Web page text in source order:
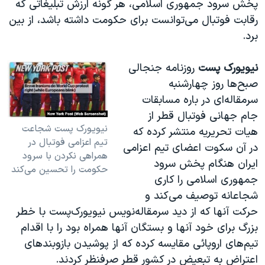
پخش سرود جمهوری اسلامی، هر گونه ارزش تبلیغاتی که
رقابت فوتبال می‌توانست برای حکومت داشته باشد، از بین
برد.
نیویورک پست شجاعت
تیم اعزامی فوتبال در
همراهی نکردن با سرود
حکومت را تحسین می‌کند
نیویورک پست روزنامه جنجالی
صبح‌ها روز چهارشنبه
سرمقاله‌ای در باره مسابقات
جام جهانی فوتبال قطر از
هیات تحریریه منتشر کرده که
در آن سکوت اعضای تیم اعزامی
ایران هنگام پخش سرود
جمهوری اسلامی را کاری
شجاعانه توصیف می‌کند و
حرکت آنها که از دید سرمقاله‌نویس نیویورک‌پست با خطر
بزرگ برای خود آنها و بستگان آنها همراه بود را با اقدام
تیم‌های اروپائی مقایسه کرده که از پوشیدن بازوبندهای
اعتراض‌ به تبعیض در کشور قطر صرفنظر کردند.